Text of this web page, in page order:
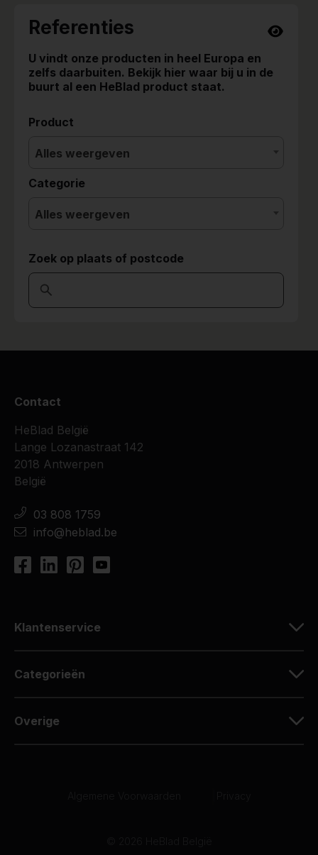
Referenties
U vindt onze producten in heel Europa en
zelfs daarbuiten. Bekijk hier waar bij u in de
buurt al een HeBlad product staat.
Product
Alles weergeven
Categorie
Alles weergeven
Zoek op plaats of postcode
Contact
HeBlad België
Lange Lozanastraat 142
2018 Antwerpen
België
03 808 1759
info@heblad.be
Klantenservice
Categorieën
Overige